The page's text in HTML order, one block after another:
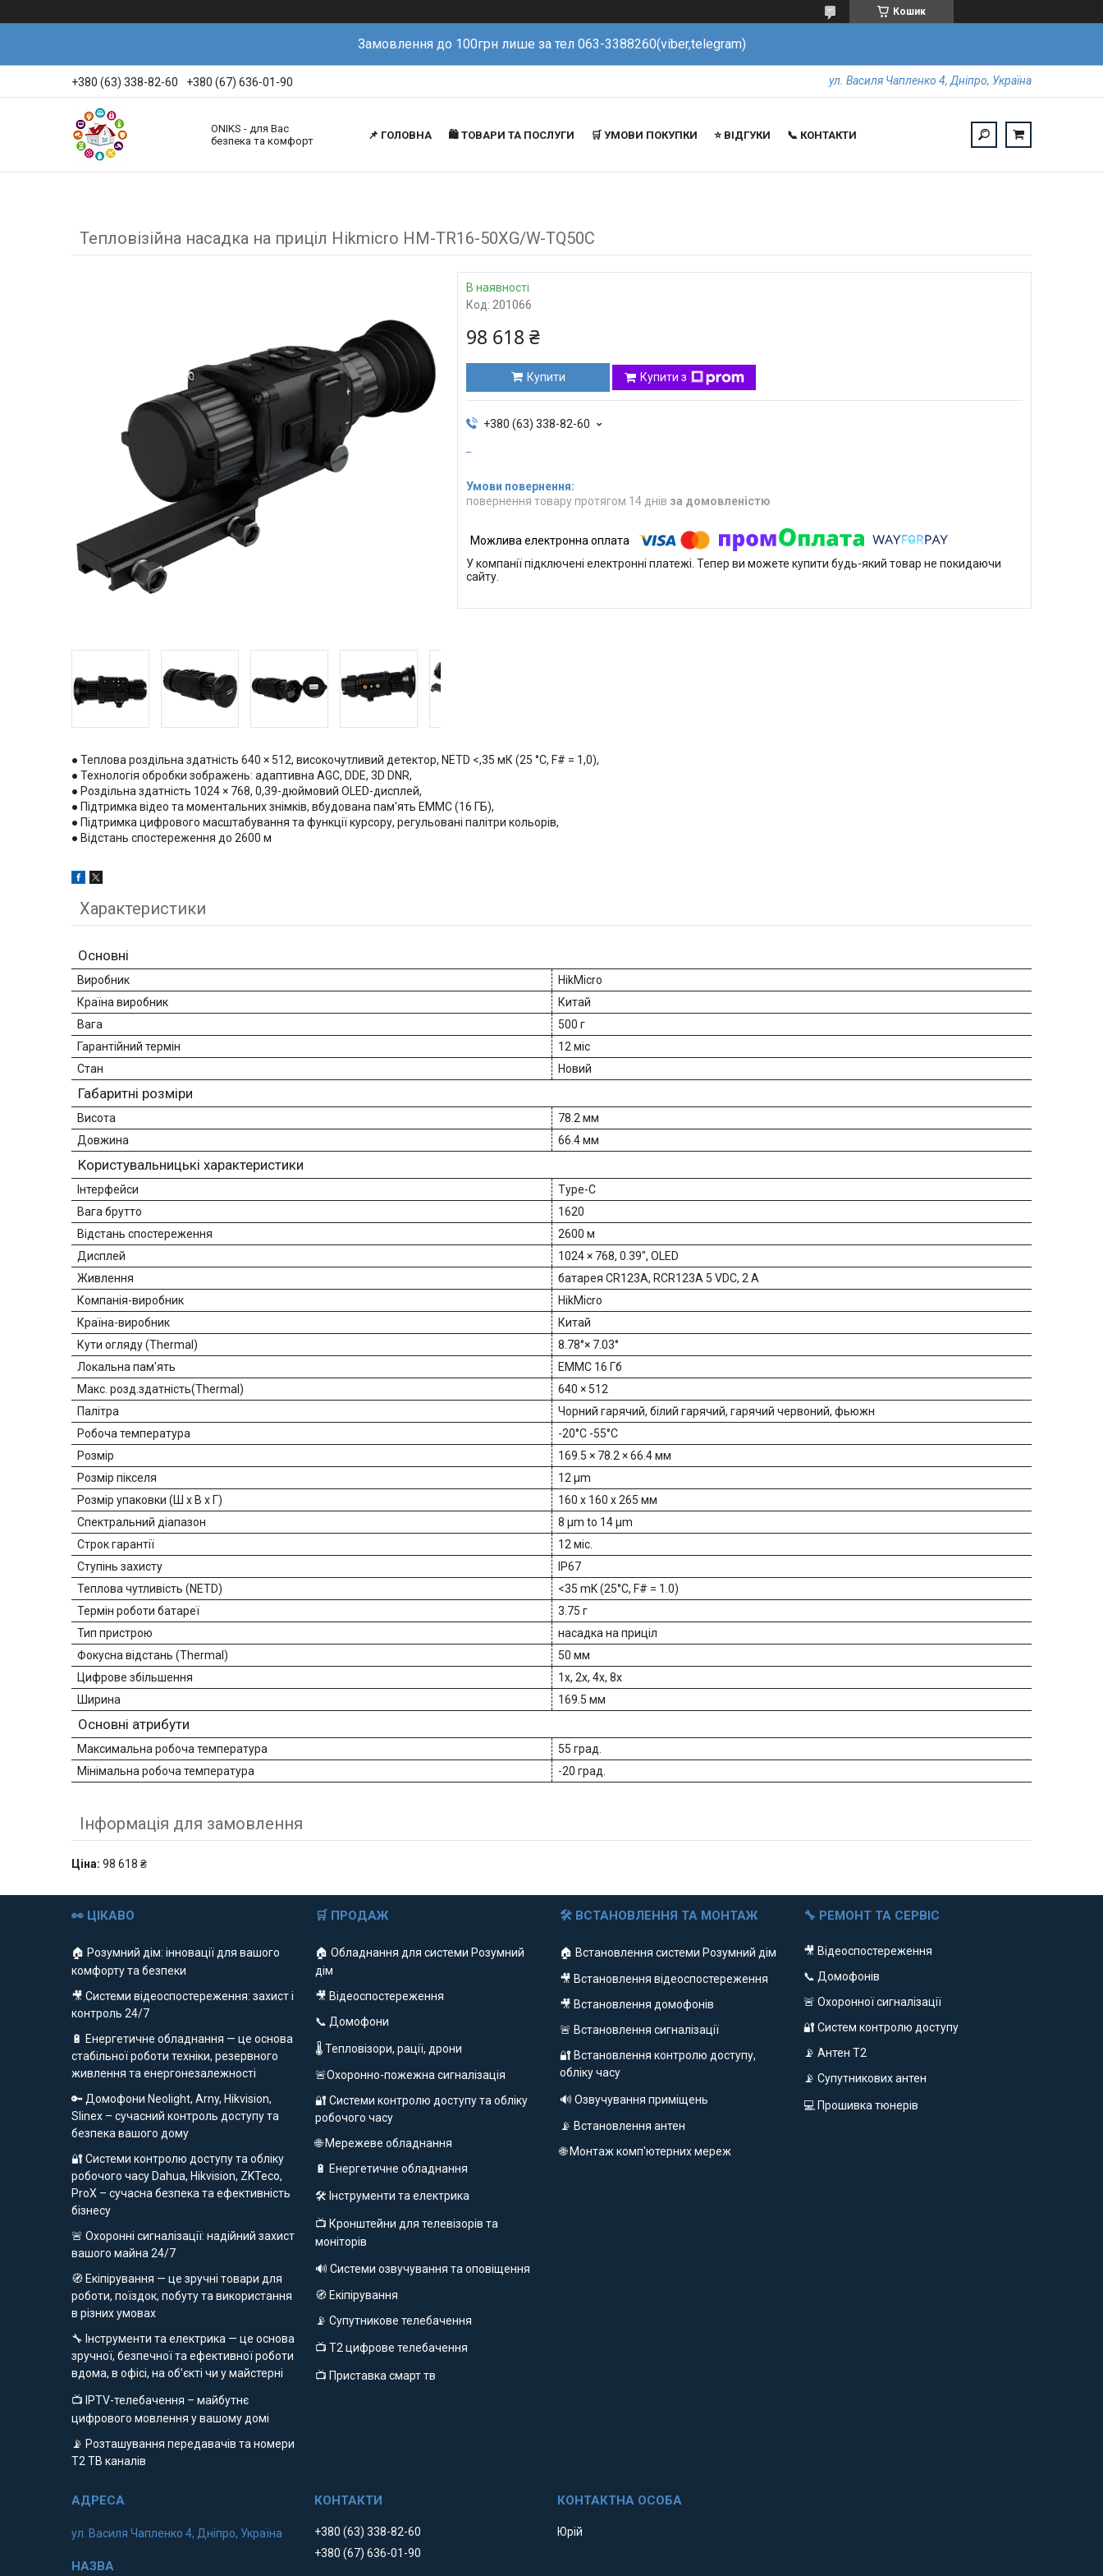
Кошик
Замовлення до 100грн лише за тел 063-3388260(viber,telegram)
+380 (63) 338-82-60 +380 (67) 636-01-90 ул. Василя Чапленко 4, Дніпро, Україна
ONIKS - для Вас
безпека та комфорт
📌 ГОЛОВНА 🛍️ ТОВАРИ ТА ПОСЛУГИ 🛒 УМОВИ ПОКУПКИ ⭐️ ВІДГУКИ 📞 КОНТАКТИ
Тепловізійна насадка на приціл Hikmicro HM-TR16-50XG/W-TQ50C
В наявності
Код: 201066
98 618 ₴
Купити Купити з
+380 (63) 338-82-60
повернення товару протягом 14 днів за домовленістю
У компанії підключені електронні платежі. Тепер ви можете купити будь-який товар не покидаючи
сайту.
● Теплова роздільна здатність 640 × 512, високочутливий детектор, NETD <,35 мК (25 °C, F# = 1,0),
● Технологія обробки зображень: адаптивна AGC, DDE, 3D DNR,
● Роздільна здатність 1024 × 768, 0,39-дюймовий OLED-дисплей,
● Підтримка відео та моментальних знімків, вбудована пам'ять EMMC (16 ГБ),
● Підтримка цифрового масштабування та функції курсору, регульовані палітри кольорів,
● Відстань спостереження до 2600 м
Характеристики
Основні
Виробник
HikMicro
Країна виробник
Китай
Вага
500 г
Гарантійний термін
12 міс
Стан
Новий
Габаритні розміри
Висота
78.2 мм
Довжина
66.4 мм
Користувальницькі характеристики
Інтерфейси
Type-C
Вага брутто
1620
Відстань спостереження
2600 м
Дисплей
1024 × 768, 0.39″, OLED
Живлення
батарея CR123A, RCR123A 5 VDC, 2 A
Компанія-виробник
HikMicro
Країна-виробник
Китай
Кути огляду (Thermal)
8.78°× 7.03°
Локальна пам'ять
EMMC 16 Гб
Макс. розд.здатність(Thermal)
640 × 512
Палітра
Чорний гарячий, білий гарячий, гарячий червоний, фьюжн
Робоча температура
-20°C -55°C
Розмір
169.5 × 78.2 × 66.4 мм
Розмір пікселя
12 μm
Розмір упаковки (Ш х В х Г)
160 x 160 x 265 мм
Спектральний діапазон
8 μm to 14 μm
Строк гарантії
12 міс.
Ступінь захисту
IP67
Теплова чутливість (NETD)
<35 mK (25°C, F# = 1.0)
Термін роботи батареї
3.75 г
Тип пристрою
насадка на приціл
Фокусна відстань (Thermal)
50 мм
Цифрове збільшення
1x, 2x, 4x, 8x
Ширина
169.5 мм
Основні атрибути
Максимальна робоча температура
55 град.
Мінімальна робоча температура
-20 град.
Інформація для замовлення
Ціна: 98 618 ₴
👀 ЦІКАВО
🏠 Розумний дім: інновації для вашого
комфорту та безпеки
🎥 Системи відеоспостереження: захист і
контроль 24/7
🔋 Енергетичне обладнання — це основа
стабільної роботи техніки, резервного
живлення та енергонезалежності
🔑 Домофони Neolight, Arny, Hikvision,
Slinex – сучасний контроль доступу та
безпека вашого дому
🔐 Системи контролю доступу та обліку
робочого часу Dahua, Hikvision, ZKTeco,
ProX – сучасна безпека та ефективність
бізнесу
🚨 Охоронні сигналізації: надійний захист
вашого майна 24/7
🧭 Екіпірування — це зручні товари для
роботи, поїздок, побуту та використання
в різних умовах
🔧 Інструменти та електрика — це основа
зручної, безпечної та ефективної роботи
вдома, в офісі, на об’єкті чи у майстерні
📺 IPTV-телебачення – майбутнє
цифрового мовлення у вашому домі
📡 Розташування передавачів та номери
Т2 ТВ каналів
🛒 ПРОДАЖ
🏠 Обладнання для системи Розумний
дім
🎥 Відеоспостереження
📞 Домофони
🌡 Тепловізори, рації, дрони
🚨Охоронно-пожежна сигналізація
🔐 Системи контролю доступу та обліку
робочого часу
🌐 Мережеве обладнання
🔋 Енергетичне обладнання
🛠️ Інструменти та електрика
📺 Кронштейни для телевізорів та
моніторів
🔊 Системи озвучування та оповіщення
🧭 Екіпірування
📡 Супутникове телебачення
📺 Т2 цифрове телебачення
📺 Приставка смарт тв
🛠 ВСТАНОВЛЕННЯ ТА МОНТАЖ
🏠 Встановлення системи Розумний дім
🎥 Встановлення відеоспостереження
🎥 Встановлення домофонів
🚨 Встановлення сигналізації
🔐 Встановлення контролю доступу,
обліку часу
🔊 Озвучування приміщень
📡 Встановлення антен
🌐 Монтаж комп'ютерних мереж
🔧 РЕМОНТ ТА СЕРВІС
🎥 Відеоспостереження
📞 Домофонів
🚨 Охоронної сигналізації
🔐 Систем контролю доступу
📡 Антен Т2
📡 Супутникових антен
💻 Прошивка тюнерів
ул. Василя Чапленко 4, Дніпро, Україна
+380 (63) 338-82-60
+380 (67) 636-01-90
Юрій